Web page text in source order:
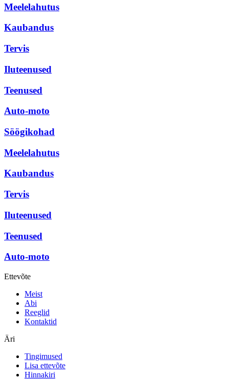
Meelelahutus
Kaubandus
Tervis
Iluteenused
Teenused
Auto-moto
Söögikohad
Meelelahutus
Kaubandus
Tervis
Iluteenused
Teenused
Auto-moto
Ettevõte
Meist
Abi
Reeglid
Kontaktid
Äri
Tingimused
Lisa ettevõte
Hinnakiri